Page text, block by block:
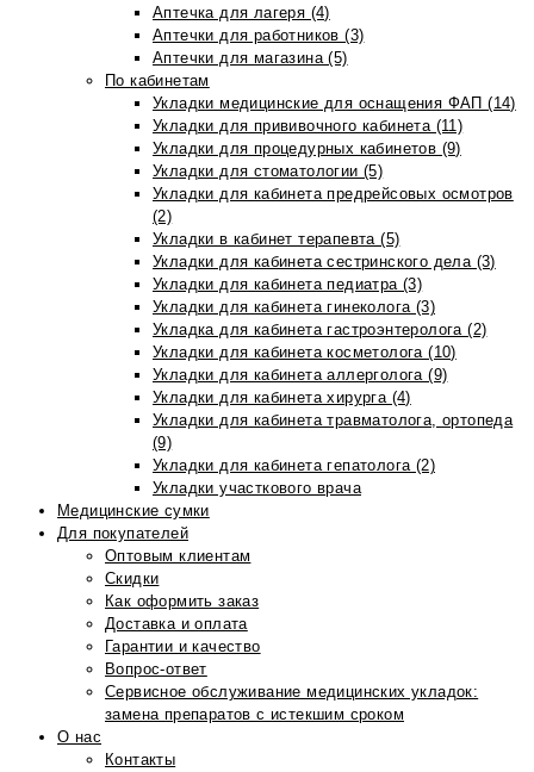
Аптечка для лагеря (4)
Аптечки для работников (3)
Аптечки для магазина (5)
По кабинетам
Укладки медицинские для оснащения ФАП (14)
Укладки для прививочного кабинета (11)
Укладки для процедурных кабинетов (9)
Укладки для стоматологии (5)
Укладки для кабинета предрейсовых осмотров
(2)
Укладки в кабинет терапевта (5)
Укладки для кабинета сестринского дела (3)
Укладки для кабинета педиатра (3)
Укладки для кабинета гинеколога (3)
Укладка для кабинета гастроэнтеролога (2)
Укладки для кабинета косметолога (10)
Укладки для кабинета аллерголога (9)
Укладки для кабинета хирурга (4)
Укладки для кабинета травматолога, ортопеда
(9)
Укладки для кабинета гепатолога (2)
Укладки участкового врача
Медицинские сумки
Для покупателей
Оптовым клиентам
Скидки
Как оформить заказ
Доставка и оплата
Гарантии и качество
Вопрос-ответ
Сервисное обслуживание медицинских укладок:
замена препаратов с истекшим сроком
О нас
Контакты